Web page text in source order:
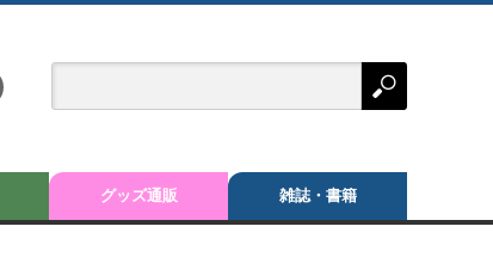
グッズ通販 雑誌・書籍